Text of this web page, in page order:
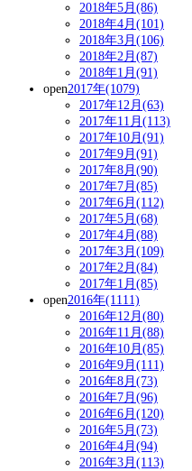
2018年5月(86)
2018年4月(101)
2018年3月(106)
2018年2月(87)
2018年1月(91)
open2017年(1079)
2017年12月(63)
2017年11月(113)
2017年10月(91)
2017年9月(91)
2017年8月(90)
2017年7月(85)
2017年6月(112)
2017年5月(68)
2017年4月(88)
2017年3月(109)
2017年2月(84)
2017年1月(85)
open2016年(1111)
2016年12月(80)
2016年11月(88)
2016年10月(85)
2016年9月(111)
2016年8月(73)
2016年7月(96)
2016年6月(120)
2016年5月(73)
2016年4月(94)
2016年3月(113)